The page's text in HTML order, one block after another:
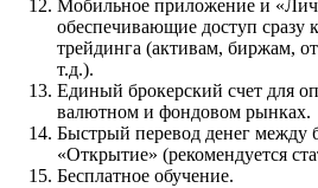
Мобильное приложение и
обеспечивающие доступ сразу
трейдинга (активам, биржам,
т.д.).
Единый брокерский счет для
валютном и фондовом рынках.
Быстрый перевод денег между
«Открытие» (рекомендуется
Бесплатное обучение.